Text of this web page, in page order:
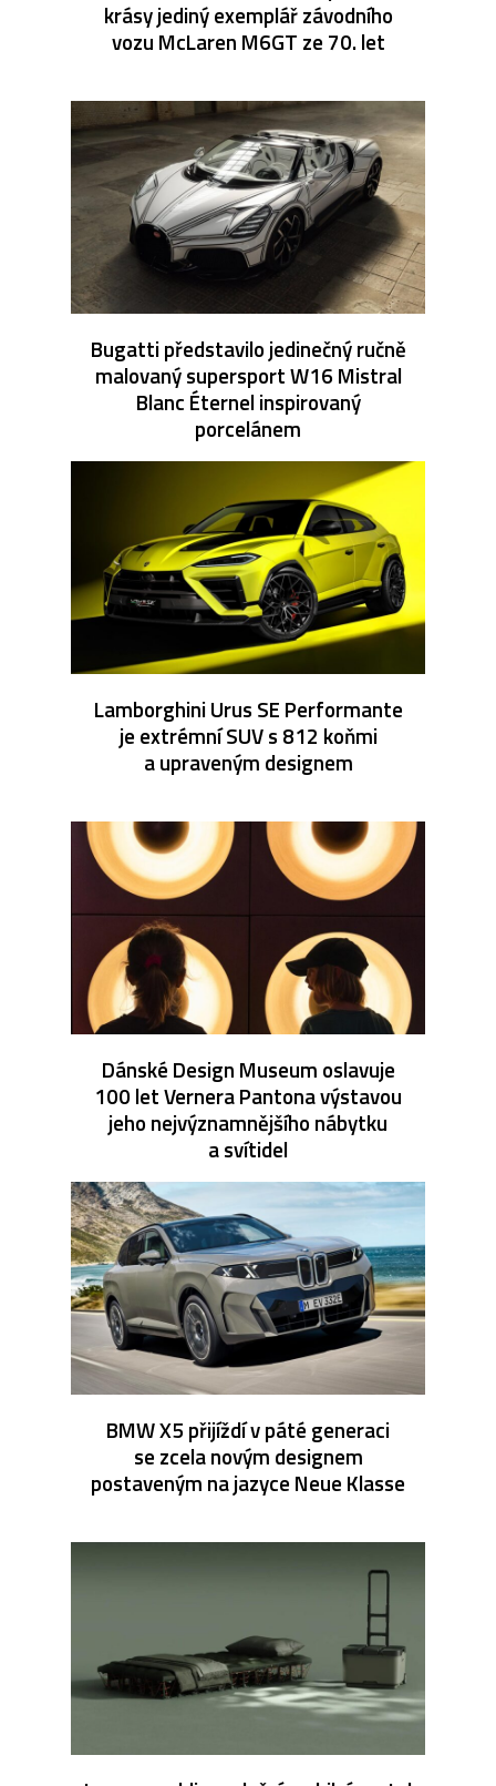
krásy jediný exemplář závodního
vozu McLaren M6GT ze 70. let
Bugatti představilo jedinečný ručně
malovaný supersport W16 Mistral
Blanc Éternel inspirovaný
porcelánem
Lamborghini Urus SE Performante
je extrémní SUV s 812 koňmi
a upraveným designem
Dánské Design Museum oslavuje
100 let Vernera Pantona výstavou
jeho nejvýznamnějšího nábytku
a svítidel
BMW X5 přijíždí v páté generaci
se zcela novým designem
postaveným na jazyce Neue Klasse